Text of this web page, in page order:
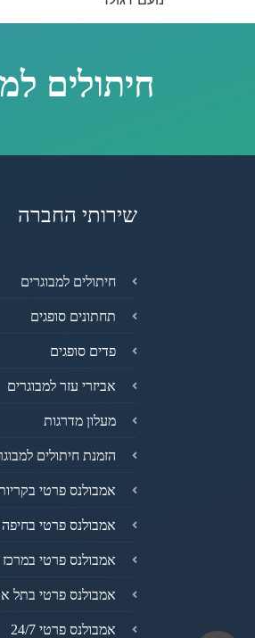
חיתולים
שירותי החברה
חיתולים למבוגרים
תחתונים סופגים
פדים סופגים
אביזרי עזר למבוגרים
מעלון מדרגות
הזמנת חיתולים
אמבולנס פרטי
אמבולנס פרטי בחיפה
אמבולנס פרטי במרכז
אמבולנס פרטי בתל
אמבולנס פרטי 24/7